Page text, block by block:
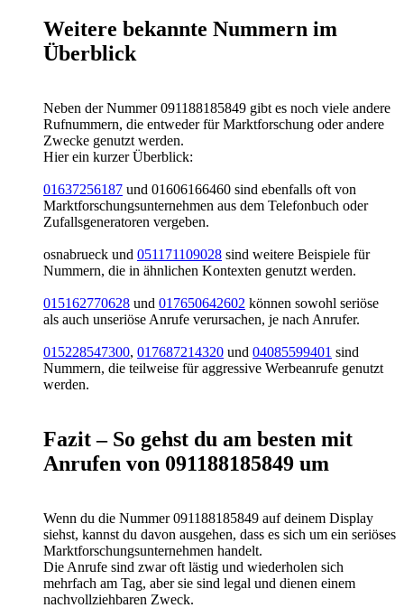
Weitere bekannte Nummern im
Überblick
Neben der Nummer 091188185849 gibt es noch viele andere
Rufnummern, die entweder für Marktforschung oder andere
Zwecke genutzt werden.
Hier ein kurzer Überblick:
01637256187 und 01606166460 sind ebenfalls oft von
Marktforschungsunternehmen aus dem Telefonbuch oder
Zufallsgeneratoren vergeben.
osnabrueck und 051171109028 sind weitere Beispiele für
Nummern, die in ähnlichen Kontexten genutzt werden.
015162770628 und 017650642602 können sowohl seriöse
als auch unseriöse Anrufe verursachen, je nach Anrufer.
015228547300, 017687214320 und 04085599401 sind
Nummern, die teilweise für aggressive Werbeanrufe genutzt
werden.
Fazit – So gehst du am besten mit
Anrufen von 091188185849 um
Wenn du die Nummer 091188185849 auf deinem Display
siehst, kannst du davon ausgehen, dass es sich um ein seriöses
Marktforschungsunternehmen handelt.
Die Anrufe sind zwar oft lästig und wiederholen sich
mehrfach am Tag, aber sie sind legal und dienen einem
nachvollziehbaren Zweck.